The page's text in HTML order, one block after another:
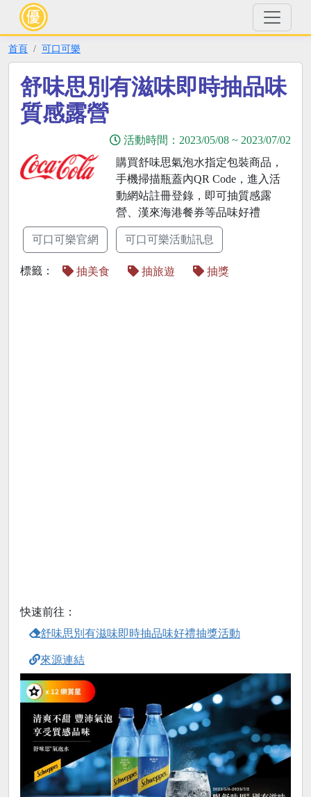
首頁 可口可樂
舒味思別有滋味即時抽品味
質感露營
活動時間： 2023/05/08 ~ 2023/07/02
購買舒味思氣泡水指定包裝商品，
手機掃描瓶蓋內QR Code，進入活
動網站註冊登錄，即可抽質感露
營、漢來海港餐券等品味好禮
可口可樂官網 可口可樂活動訊息
標籤： 抽美食 抽旅遊 抽獎
快速前往：
舒味思別有滋味即時抽品味好禮抽獎活動
來源連結